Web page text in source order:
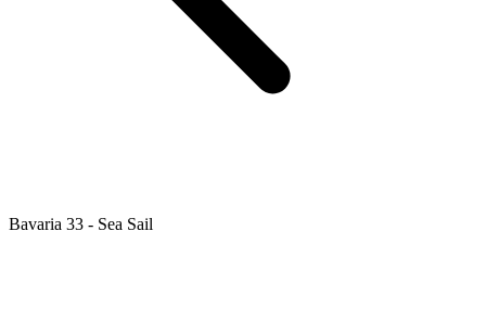
Bavaria 33 - Sea Sail